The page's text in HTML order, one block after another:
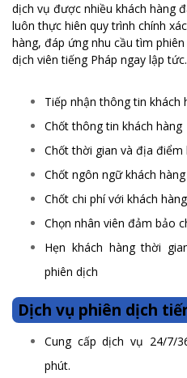
dịch vụ được nhiều khách hàng
luôn thực hiên quy trình chính
hàng, đáp ứng nhu cầu tìm
dịch viên tiếng Pháp ngay lập tức.
Tiếp nhận thông tin khách
Chốt thông tin khách hàng
Chốt thời gian và địa điểm
Chốt ngôn ngữ khách
Chốt chi phí với khách
Chọn nhân viên đảm bảo
Hẹn khách hàng thời
phiên dịch
Dịch vụ phiên dịch
Cung cấp dịch vụ 24/7/
phút.